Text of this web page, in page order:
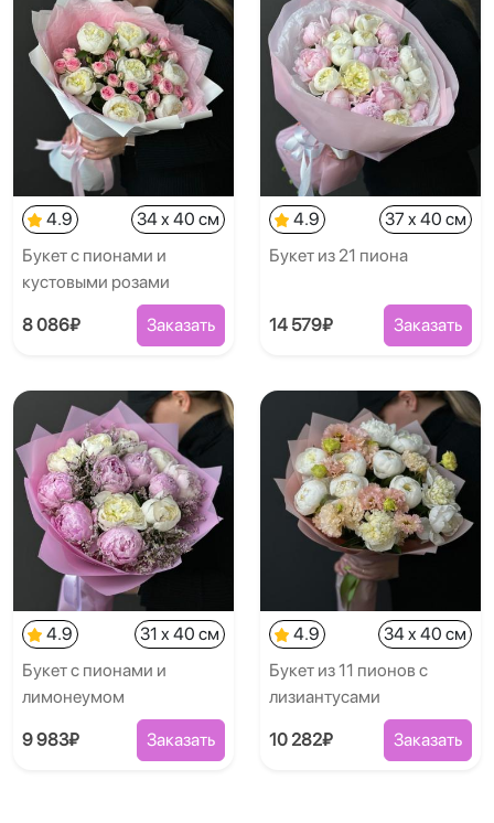
4.9
34 x 40 см
Букет с пионами и
кустовыми розами
8 086₽ Заказать
4.9
37 x 40 см
Букет из 21 пиона
14 579₽ Заказать
4.9
31 x 40 см
Букет с пионами и
лимонеумом
9 983₽ Заказать
4.9
34 x 40 см
Букет из 11 пионов с
лизиантусами
10 282₽ Заказать